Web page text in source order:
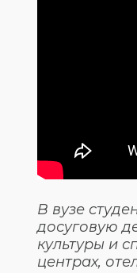
В вузе
досуговую
культуры и
центрах,